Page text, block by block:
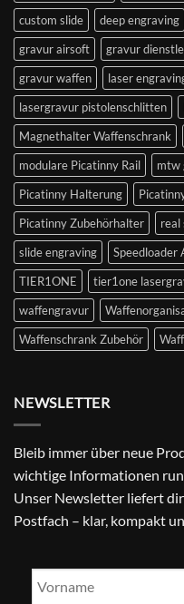
custom slide
deep engraving
gravur airsoft
gravur
gravur waffen
laser
lasergravur pistolenschlitten
Magnethalter Waffenschrank
modulare Picatinny Rail
mtw
Picatinny Halterung
Picatinny Zubehörhalter
real
slide engraving
Speedloader
TIER1ONE
tier1one
waffengravur
Waffenschrank Zubehör
NEWSLETTER
Bleib immer über neue
wichtige Informationen
Unser Newsletter liefert
Postfach – klar, kompakt